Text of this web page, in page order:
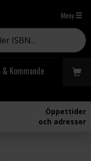
Meny
Kommande
Öppettider
och adresser